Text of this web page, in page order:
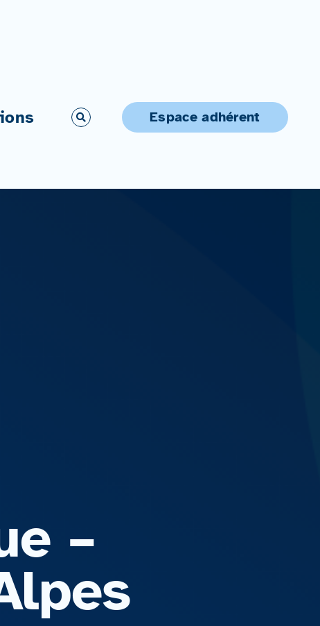
Espace adhérent
–